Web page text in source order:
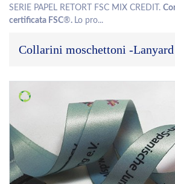
SERIE PAPEL RETORT FSC MIX CREDIT.
certificata FSC®. Lo pro...
Collarini moschettoni -Lanyard